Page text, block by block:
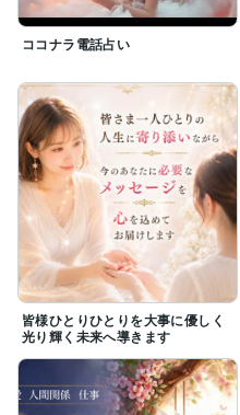
ココナラ電話占い
皆様ひとりひとりを大事に優しく
光り輝く未来へ導きます